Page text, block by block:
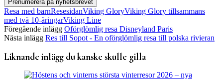
Resa med barnResesidanViking GloryViking Glory tillsammans
med två 10-åringarViking Line
Föregående inlägg Oförglömlig resa Disneyland Paris
Nästa inlägg Res till Sopot - En oförglömlig resa till polska rivieran
Liknande inlägg du kanske skulle gilla